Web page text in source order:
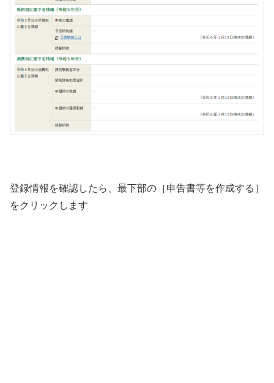
登録情報を確認したら、最下部の［申告書等を作成する］
をクリックします